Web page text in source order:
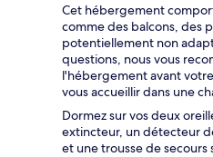
Cet hébergement
comme des balcons, des
potentiellement non
questions, nous vous
l'hébergement avant
vous accueillir dans une
Dormez sur vos deux
extincteur, un détecteur
et une trousse de secours